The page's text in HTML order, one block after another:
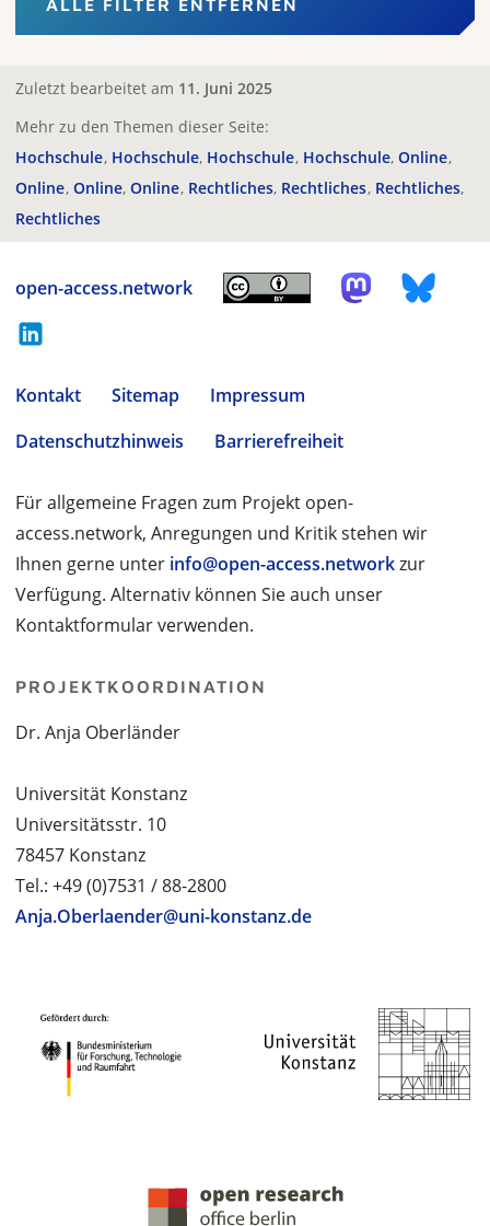
ALLE FILTER ENTFERNEN
Zuletzt bearbeitet am 11. Juni 2025
Mehr zu den Themen dieser Seite:
Hochschule Hochschule Hochschule Hochschule Online
Online Online Online Rechtliches Rechtliches Rechtliches
Rechtliches
open-access.network
Kontakt Sitemap
Impressum
Datenschutzhinweis
Barrierefreiheit
Für allgemeine Fragen zum Projekt open-
access.network, Anregungen und Kritik stehen wir
Ihnen gerne unter info@open-access.networkzur
Verfügung. Alternativ können Sie auch unser
Kontaktformular verwenden.
PROJEKTKOORDINATION
Dr. Anja Oberländer
Universität Konstanz
Universitätsstr. 10
78457 Konstanz
Tel.: +49 (0)7531 / 88-2800
Anja.Oberlaender@uni-konstanz.de